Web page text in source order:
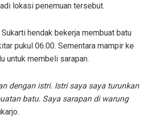
lokasi penemuan tersebut.
hendak bekerja membuat batu
pukul 06.00. Sementara mampir ke
untuk membeli sarapan.
dengan istri. Istri saya saya turunkan
batu. Saya sarapan di warung